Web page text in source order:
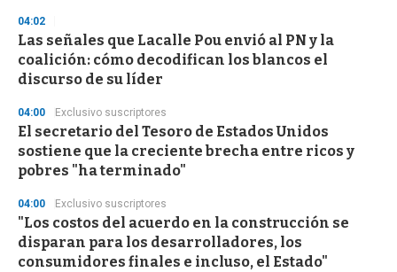
s
e
c
o
n
s
04:02
Las señales que Lacalle Pou envió al PN y la
coalición: cómo decodifican los blancos el
discurso de su líder
04:00 Exclusivo suscriptores
El secretario del Tesoro de Estados Unidos
sostiene que la creciente brecha entre ricos y
pobres "ha terminado"
04:00 Exclusivo suscriptores
"Los costos del acuerdo en la construcción se
disparan para los desarrolladores, los
consumidores finales e incluso, el Estado"